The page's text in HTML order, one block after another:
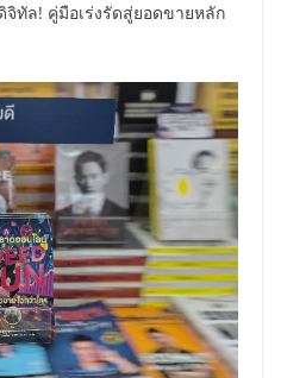
จิทัล! คู่มือเร่งรัดสู่ยอดขายหลัก